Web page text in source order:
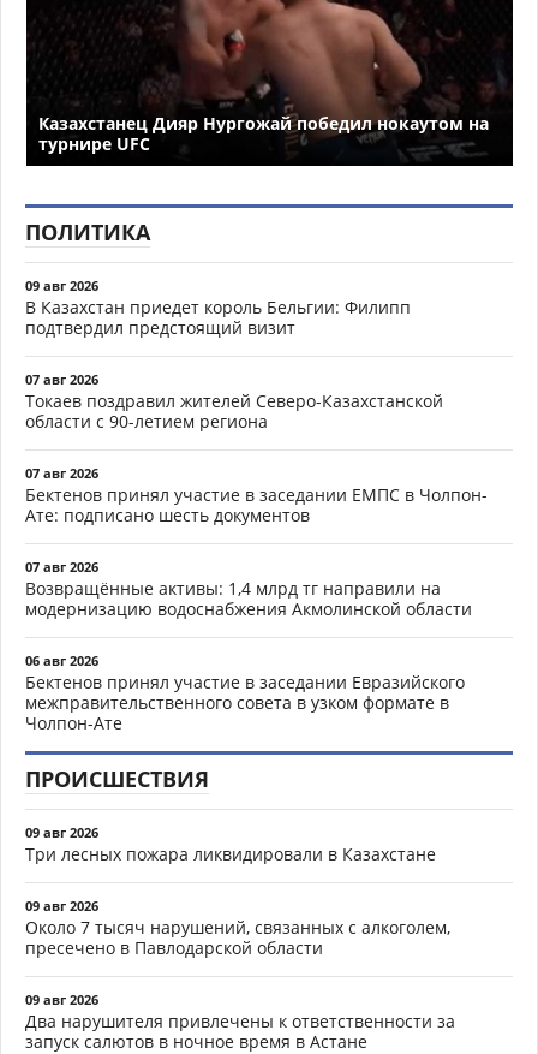
Казахстанец Дияр Нургожай победил нокаутом на
турнире UFC
ПОЛИТИКА
09 авг 2026
В Казахстан приедет король Бельгии: Филипп
подтвердил предстоящий визит
07 авг 2026
Токаев поздравил жителей Северо-Казахстанской
области с 90-летием региона
07 авг 2026
Бектенов принял участие в заседании ЕМПС в Чолпон-
Ате: подписано шесть документов
07 авг 2026
Возвращённые активы: 1,4 млрд тг направили на
модернизацию водоснабжения Акмолинской области
06 авг 2026
Бектенов принял участие в заседании Евразийского
межправительственного совета в узком формате в
Чолпон-Ате
ПРОИСШЕСТВИЯ
09 авг 2026
Три лесных пожара ликвидировали в Казахстане
09 авг 2026
Около 7 тысяч нарушений, связанных с алкоголем,
пресечено в Павлодарской области
09 авг 2026
Два нарушителя привлечены к ответственности за
запуск салютов в ночное время в Астане